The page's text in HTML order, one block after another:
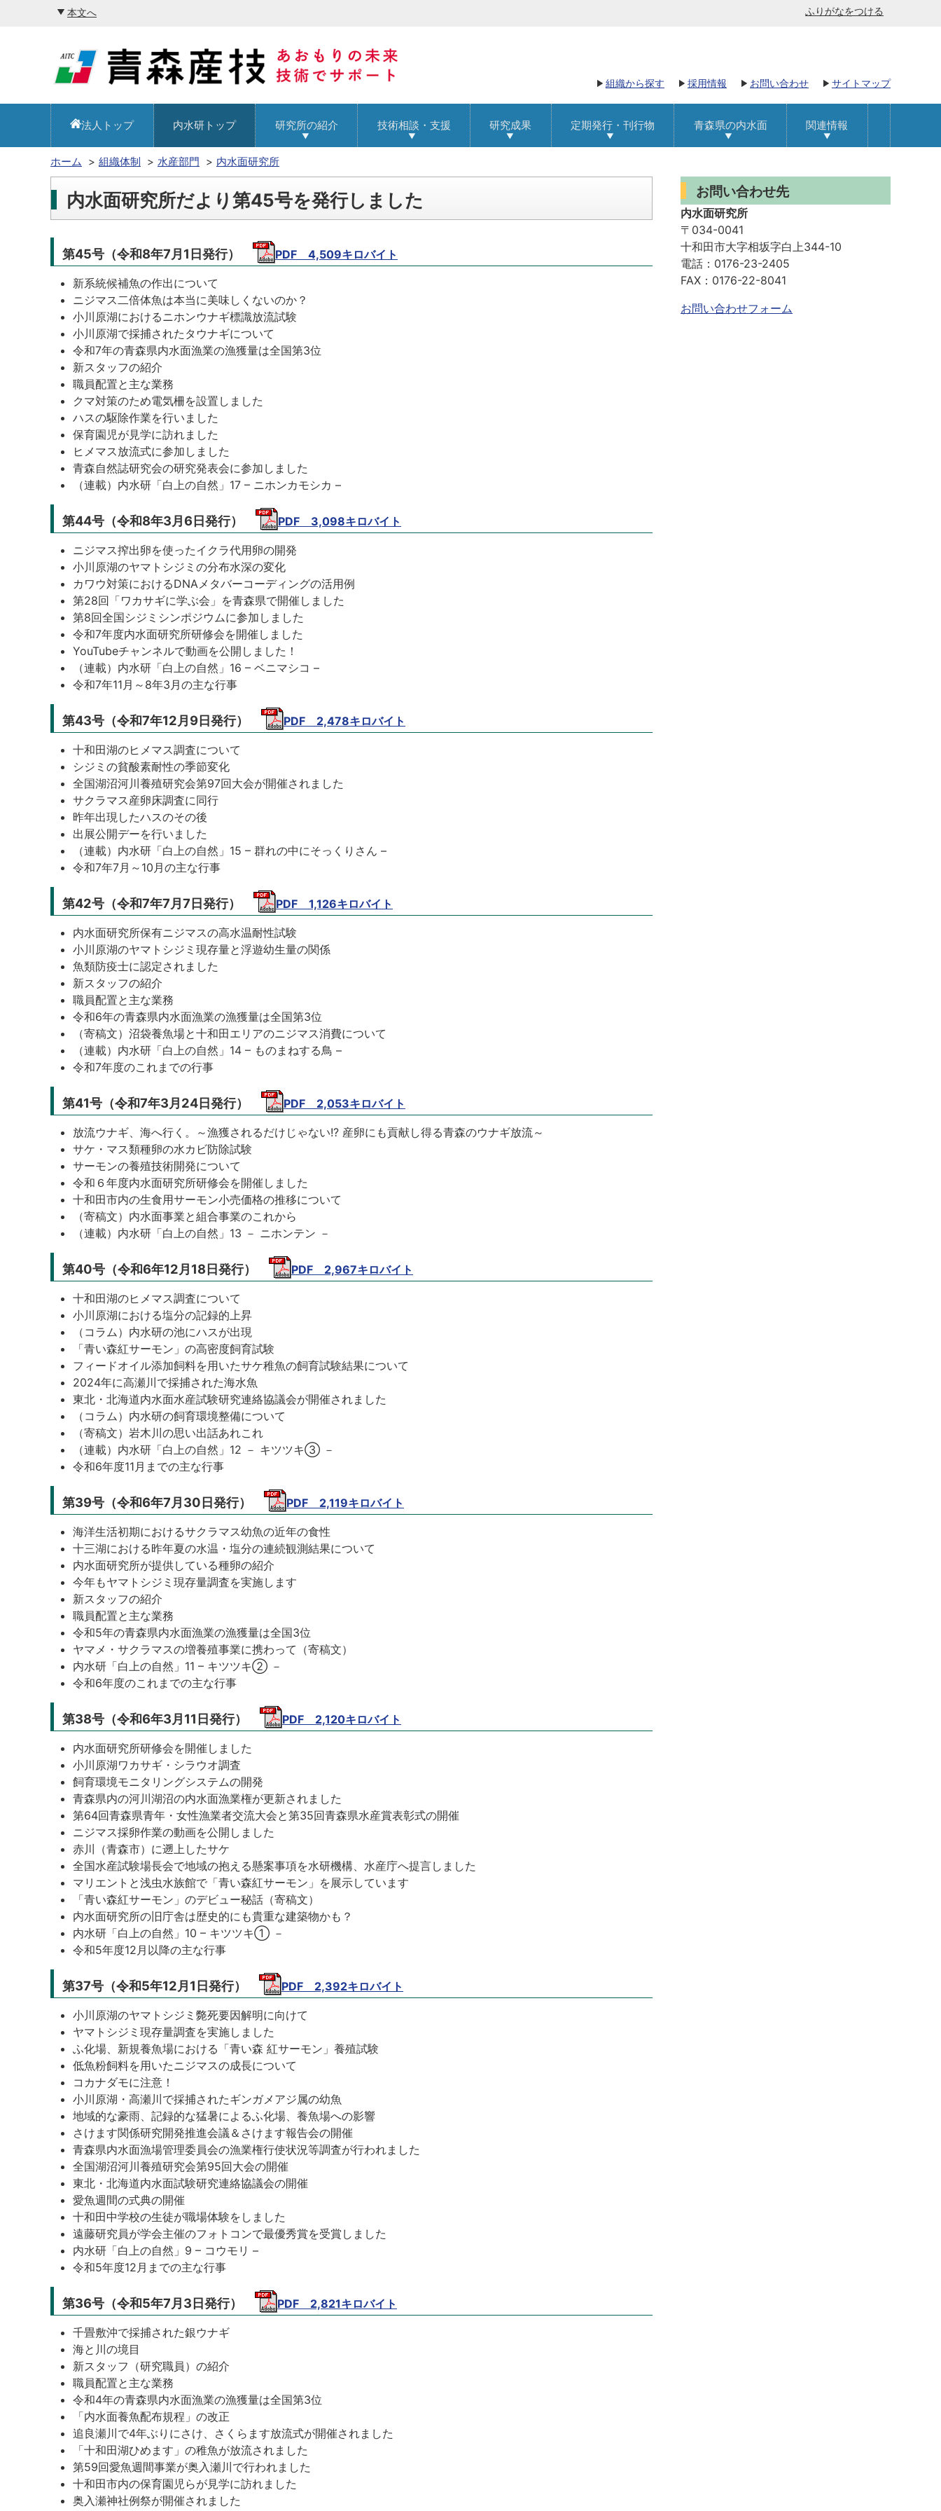
本文へ ふりがなをつける
組織から探す 採用情報 お問い合わせ サイトマップ
法人トップ 内水研トップ 研究所の紹介 技術相談・支援 研究成果 定期発行・刊行物 青森県の内水面 関連情報
ホーム 組織体制 水産部門 内水面研究所
内水面研究所だより第45号を発行しました
第45号（令和8年7月1日発行） PDF 4,509キロバイト
新系統候補魚の作出について
ニジマス二倍体魚は本当に美味しくないのか？
小川原湖におけるニホンウナギ標識放流試験
小川原湖で採捕されたタウナギについて
令和7年の青森県内水面漁業の漁獲量は全国第3位
新スタッフの紹介
職員配置と主な業務
クマ対策のため電気柵を設置しました
ハスの駆除作業を行いました
保育園児が見学に訪れました
ヒメマス放流式に参加しました
青森自然誌研究会の研究発表会に参加しました
（連載）内水研「白上の自然」17 – ニホンカモシカ –
第44号（令和8年3月6日発行） PDF 3,098キロバイト
ニジマス搾出卵を使ったイクラ代用卵の開発
小川原湖のヤマトシジミの分布水深の変化
カワウ対策におけるDNAメタバーコーディングの活用例
第28回「ワカサギに学ぶ会」を青森県で開催しました
第8回全国シジミシンポジウムに参加しました
令和7年度内水面研究所研修会を開催しました
YouTubeチャンネルで動画を公開しました！
（連載）内水研「白上の自然」16 – ベニマシコ –
令和7年11月～8年3月の主な行事
第43号（令和7年12月9日発行） PDF 2,478キロバイト
十和田湖のヒメマス調査について
シジミの貧酸素耐性の季節変化
全国湖沼河川養殖研究会第97回大会が開催されました
サクラマス産卵床調査に同行
昨年出現したハスのその後
出展公開デーを行いました
（連載）内水研「白上の自然」15 – 群れの中にそっくりさん –
令和7年7月～10月の主な行事
第42号（令和7年7月7日発行） PDF 1,126キロバイト
内水面研究所保有ニジマスの高水温耐性試験
小川原湖のヤマトシジミ現存量と浮遊幼生量の関係
魚類防疫士に認定されました
新スタッフの紹介
職員配置と主な業務
令和6年の青森県内水面漁業の漁獲量は全国第3位
（寄稿文）沼袋養魚場と十和田エリアのニジマス消費について
（連載）内水研「白上の自然」14 – ものまねする鳥 –
令和7年度のこれまでの行事
第41号（令和7年3月24日発行） PDF 2,053キロバイト
放流ウナギ、海へ行く。～漁獲されるだけじゃない!? 産卵にも貢献し得る青森のウナギ放流～
サケ・マス類種卵の水カビ防除試験
サーモンの養殖技術開発について
令和６年度内水面研究所研修会を開催しました
十和田市内の生食用サーモン小売価格の推移について
（寄稿文）内水面事業と組合事業のこれから
（連載）内水研「白上の自然」13 － ニホンテン －
第40号（令和6年12月18日発行） PDF 2,967キロバイト
十和田湖のヒメマス調査について
小川原湖における塩分の記録的上昇
（コラム）内水研の池にハスが出現
「青い森紅サーモン」の高密度飼育試験
フィードオイル添加飼料を用いたサケ稚魚の飼育試験結果について
2024年に高瀬川で採捕された海水魚
東北・北海道内水面水産試験研究連絡協議会が開催されました
（コラム）内水研の飼育環境整備について
（寄稿文）岩木川の思い出話あれこれ
（連載）内水研「白上の自然」12 － キツツキ③ －
令和6年度11月までの主な行事
第39号（令和6年7月30日発行） PDF 2,119キロバイト
海洋生活初期におけるサクラマス幼魚の近年の食性
十三湖における昨年夏の水温・塩分の連続観測結果について
内水面研究所が提供している種卵の紹介
今年もヤマトシジミ現存量調査を実施します
新スタッフの紹介
職員配置と主な業務
令和5年の青森県内水面漁業の漁獲量は全国3位
ヤマメ・サクラマスの増養殖事業に携わって（寄稿文）
内水研「白上の自然」11 – キツツキ② －
令和6年度のこれまでの主な行事
第38号（令和6年3月11日発行） PDF 2,120キロバイト
内水面研究所研修会を開催しました
小川原湖ワカサギ・シラウオ調査
飼育環境モニタリングシステムの開発
青森県内の河川湖沼の内水面漁業権が更新されました
第64回青森県青年・女性漁業者交流大会と第35回青森県水産賞表彰式の開催
ニジマス採卵作業の動画を公開しました
赤川（青森市）に遡上したサケ
全国水産試験場長会で地域の抱える懸案事項を水研機構、水産庁へ提言しました
マリエントと浅虫水族館で「青い森紅サーモン」を展示しています
「青い森紅サーモン」のデビュー秘話（寄稿文）
内水面研究所の旧庁舎は歴史的にも貴重な建築物かも？
内水研「白上の自然」10 – キツツキ① －
令和5年度12月以降の主な行事
第37号（令和5年12月1日発行） PDF 2,392キロバイト
小川原湖のヤマトシジミ斃死要因解明に向けて
ヤマトシジミ現存量調査を実施しました
ふ化場、新規養魚場における「青い森 紅サーモン」養殖試験
低魚粉飼料を用いたニジマスの成長について
コカナダモに注意！
小川原湖・高瀬川で採捕されたギンガメアジ属の幼魚
地域的な豪雨、記録的な猛暑によるふ化場、養魚場への影響
さけます関係研究開発推進会議＆さけます報告会の開催
青森県内水面漁場管理委員会の漁業権行使状況等調査が行われました
全国湖沼河川養殖研究会第95回大会の開催
東北・北海道内水面試験研究連絡協議会の開催
愛魚週間の式典の開催
十和田中学校の生徒が職場体験をしました
遠藤研究員が学会主催のフォトコンで最優秀賞を受賞しました
内水研「白上の自然」9 – コウモリ –
令和5年度12月までの主な行事
第36号（令和5年7月3日発行） PDF 2,821キロバイト
千畳敷沖で採捕された銀ウナギ
海と川の境目
新スタッフ（研究職員）の紹介
職員配置と主な業務
令和4年の青森県内水面漁業の漁獲量は全国第3位
「内水面養魚配布規程」の改正
追良瀬川で4年ぶりにさけ、さくらます放流式が開催されました
「十和田湖ひめます」の稚魚が放流されました
第59回愛魚週間事業が奥入瀬川で行われました
十和田市内の保育園児らが見学に訪れました
奥入瀬神社例祭が開催されました
お問い合わせ先
内水面研究所
〒034-0041
十和田市大字相坂字白上344-10
電話：0176-23-2405
FAX：0176-22-8041
お問い合わせフォーム